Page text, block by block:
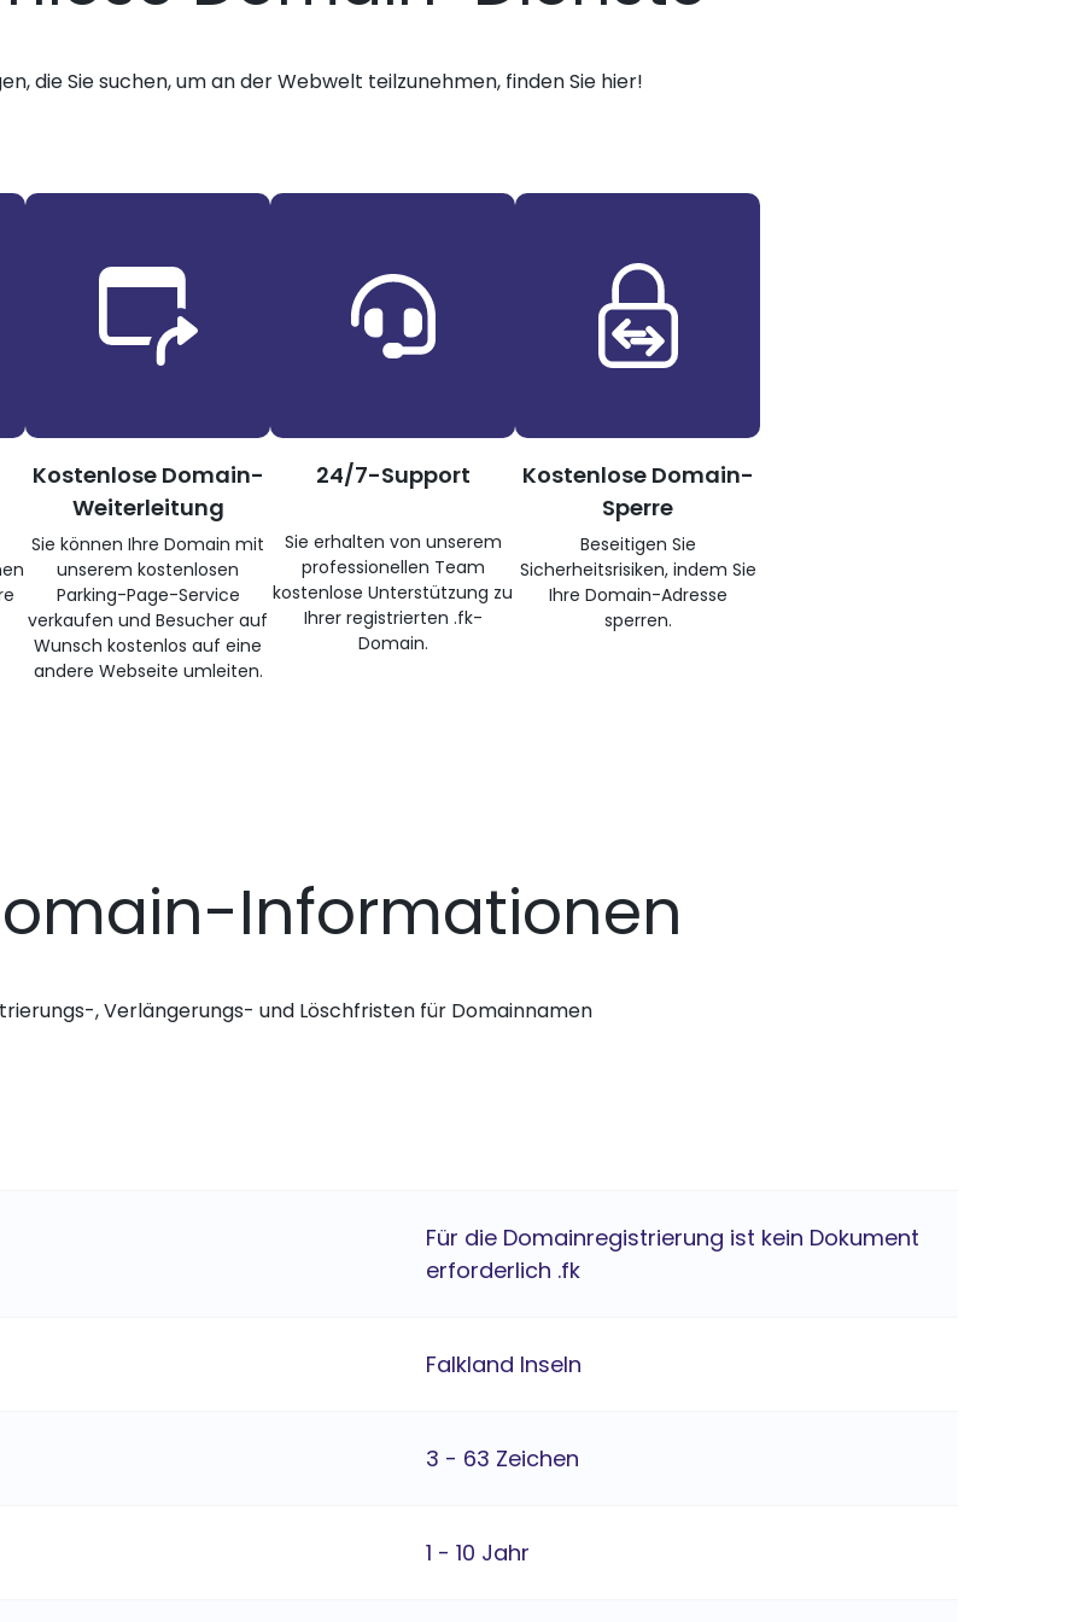
die Sie suchen, um an der Webwelt teilzunehmen, finden Sie hier!
Kostenlose Domain-
Weiterleitung
Sie können Ihre Domain mit
unserem kostenlosen
Parking-Page-Service
verkaufen und Besucher auf
Wunsch kostenlos auf eine
andere Webseite umleiten.
24/7-Support
Sie erhalten von unserem
professionellen Team
kostenlose Unterstützung zu
Ihrer registrierten .fk-
Domain.
Kostenlose Domain-
Sperre
Beseitigen Sie
Sicherheitsrisiken, indem Sie
Ihre Domain-Adresse
sperren.
Informationen
, Verlängerungs- und Löschfristen für Domainnamen
Für die Domainregistrierung ist kein Dokument
erforderlich .fk
Falkland Inseln
3 - 63 Zeichen
1 - 10 Jahr